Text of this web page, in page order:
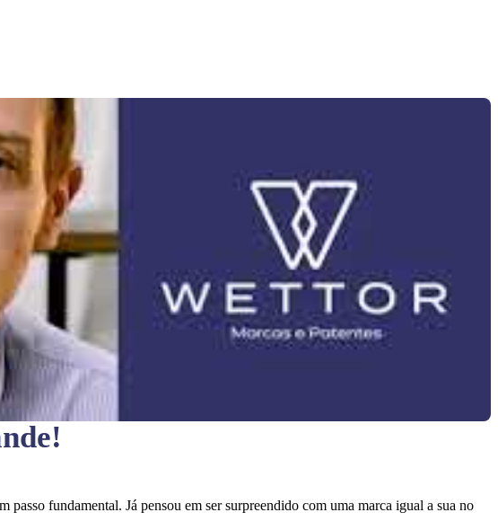
passo fundamental. Já pensou em ser surpreendido com uma marca igual a sua no